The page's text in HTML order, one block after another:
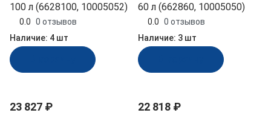
100 л (6628100, 10005052)
0.0 0 отзывов
Наличие: 4 шт
60 л (662860, 10005050)
0.0 0 отзывов
Наличие: 3 шт
23 827 ₽ 22 818 ₽